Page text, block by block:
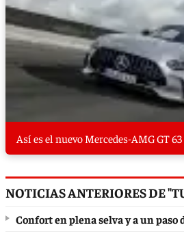
Así es el nuevo Mercedes-AMG GT
NOTICIAS ANTERIORES DE
Confort en plena selva y a un paso